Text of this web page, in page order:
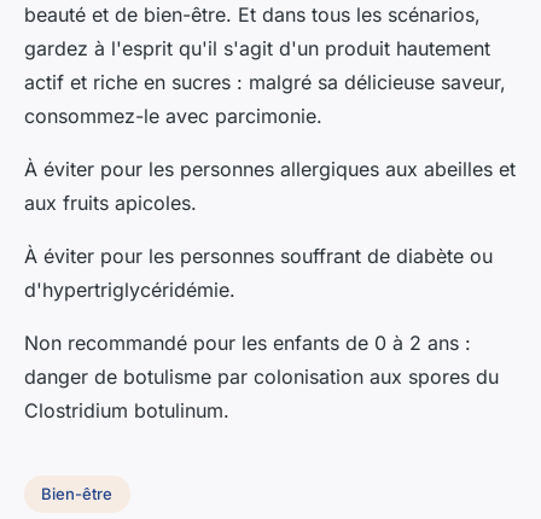
beauté et de bien-être. Et dans tous les scénarios,
gardez à l'esprit qu'il s'agit d'un produit hautement
actif et riche en sucres : malgré sa délicieuse saveur,
consommez-le avec parcimonie.
À éviter pour les personnes allergiques aux abeilles et
aux fruits apicoles.
À éviter pour les personnes souffrant de diabète ou
d'hypertriglycéridémie.
Non recommandé pour les enfants de 0 à 2 ans :
danger de botulisme par colonisation aux spores du
Clostridium botulinum.
Bien-être